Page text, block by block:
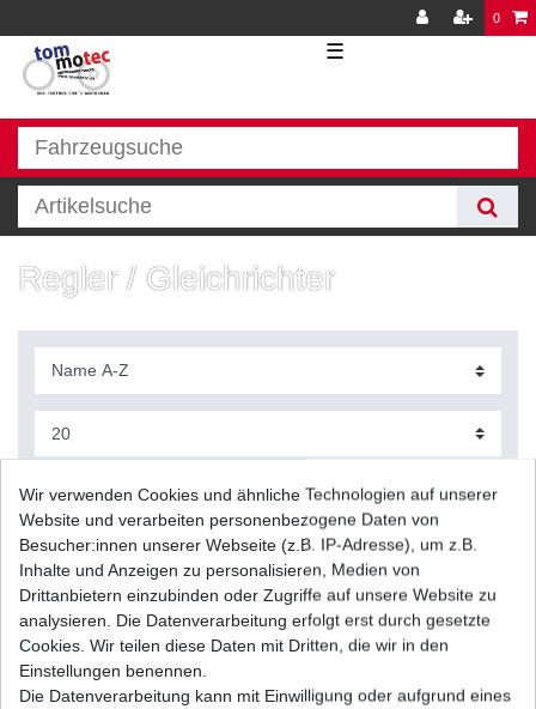
0
☰
Regler / Gleichrichter
Regler Lichtmaschine Suzuki VL 125 LC
Intruder A4 2000 - 2008
UVP 89,00 € 66,90 € *
1 Stück
Wir verwenden Cookies und ähnliche Technologien auf unserer
Website und verarbeiten personenbezogene Daten von
Besucher:innen unserer Webseite (z.B. IP-Adresse), um z.B.
Inhalte und Anzeigen zu personalisieren, Medien von
Drittanbietern einzubinden oder Zugriffe auf unsere Website zu
analysieren. Die Datenverarbeitung erfolgt erst durch gesetzte
Cookies. Wir teilen diese Daten mit Dritten, die wir in den
Einstellungen benennen.
Die Datenverarbeitung kann mit Einwilligung oder aufgrund eines